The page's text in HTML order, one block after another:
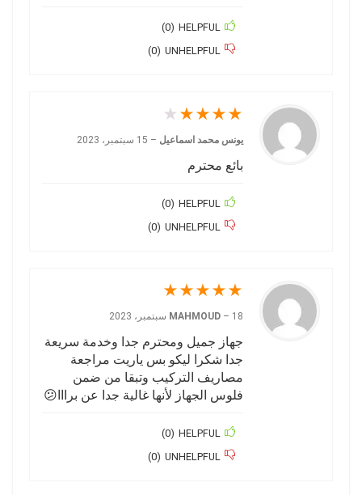
HELPFUL
(
0
)
UNHELPFUL
(
0
)
★
★
★
★
★
يونس محمد اسماعيل – 15 سبتمبر، 2023
بائع محترم
HELPFUL
(
0
)
UNHELPFUL
(
0
)
★
★
★
★
★
MAHMOUD – 18 سبتمبر، 2023
جهاز جميل ومحترم جدا وخدمة سريعة
جدا شكرا ليكو بس ياريت مراجعة
مصاريف التركيب وتبقا من ضمن
فلوس الجهاز لأنها غالية جدا عن برااا😕
HELPFUL
(
0
)
UNHELPFUL
(
0
)